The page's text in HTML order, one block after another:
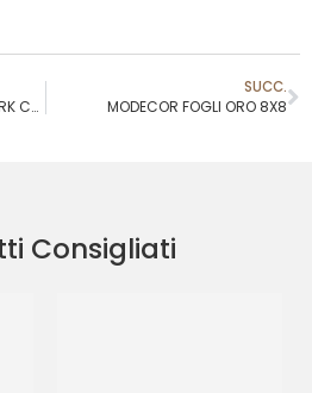
DOBLA WAVY 3D SQUARE DARK COD.77905
SUCC.
MODECOR FOGLI ORO 8X8
Consigliati